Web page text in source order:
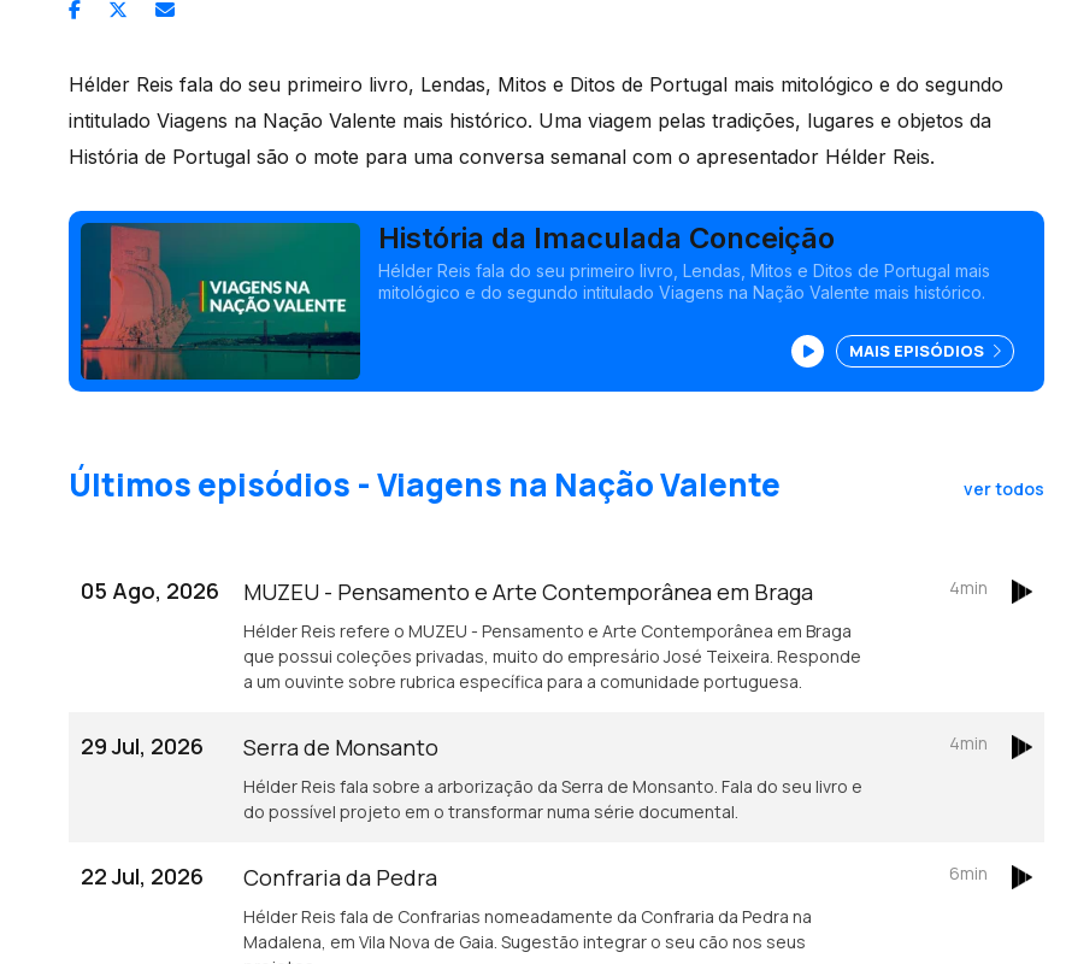
Hélder Reis fala do seu primeiro livro, Lendas, Mitos e Ditos de Portugal mais mitológico e do segundo
intitulado Viagens na Nação Valente mais histórico. Uma viagem pelas tradições, lugares e objetos da
História de Portugal são o mote para uma conversa semanal com o apresentador Hélder Reis.
História da Imaculada Conceição
Hélder Reis fala do seu primeiro livro, Lendas, Mitos e Ditos de Portugal mais
mitológico e do segundo intitulado Viagens na Nação Valente mais histórico.
MAIS EPISÓDIOS
Últimos episódios - Viagens na Nação Valente ver todos
05 Ago, 2026 MUZEU - Pensamento e Arte Contemporânea em Braga
Hélder Reis refere o MUZEU - Pensamento e Arte Contemporânea em Braga
que possui coleções privadas, muito do empresário José Teixeira. Responde
a um ouvinte sobre rubrica específica para a comunidade portuguesa.
4min
29 Jul, 2026 Serra de Monsanto
Hélder Reis fala sobre a arborização da Serra de Monsanto. Fala do seu livro e
do possível projeto em o transformar numa série documental.
4min
22 Jul, 2026 Confraria da Pedra
Hélder Reis fala de Confrarias nomeadamente da Confraria da Pedra na
Madalena, em Vila Nova de Gaia. Sugestão integrar o seu cão nos seus
6min